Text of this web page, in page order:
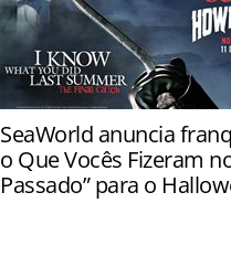
SeaWorld anuncia
o Que Vocês Fizeram
Passado” para o